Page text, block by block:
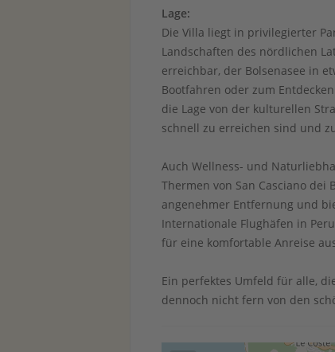
Lage:
Die Villa liegt in privilegierter
Landschaften des nördlichen
erreichbar, der Bolsenasee in
Bootfahren oder zum
die Lage von der kulturellen
schnell zu erreichen sind und
Auch Wellness- und
Thermen von San Casciano dei
angenehmer Entfernung und
Internationale Flughäfen in
für eine komfortable Anreise
Ein perfektes Umfeld für alle,
dennoch nicht fern von den